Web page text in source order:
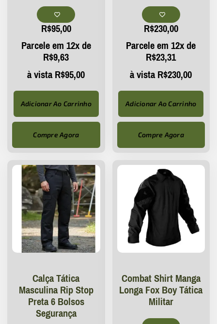
R$95,00
Parcele em 12x de
R$9,63
à vistaR$95,00
Adicionar Ao Carrinho
Compre Agora
R$230,00
Parcele em 12x de
R$23,31
à vistaR$230,00
Adicionar Ao Carrinho
Compre Agora
Calça Tática
Masculina Rip Stop
Preta 6 Bolsos
Segurança
Combat Shirt Manga
Longa Fox Boy Tática
Militar